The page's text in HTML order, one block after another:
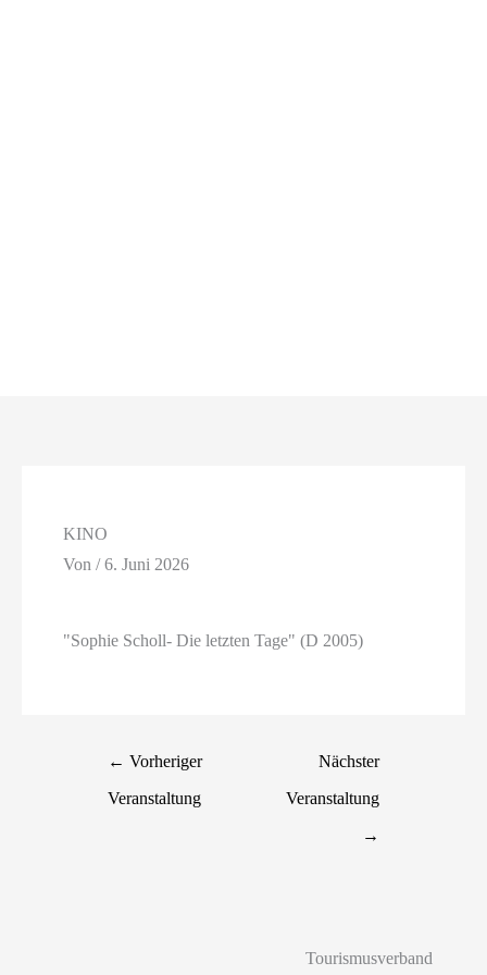
KINO
Von/6. Juni 2026
"Sophie Scholl- Die letzten Tage" (D 2005)
← Vorheriger
Veranstaltung
Nächster
Veranstaltung
→
Tourismusverband